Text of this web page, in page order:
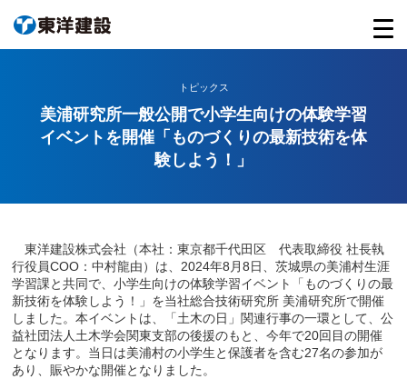
トピックス
美浦研究所一般公開で小学生向けの体験学習
イベントを開催「ものづくりの最新技術を体
験しよう！」
東洋建設株式会社（本社：東京都千代田区 代表取締役 社長執
行役員COO：中村龍由）は、2024年8月8日、茨城県の美浦村生涯
学習課と共同で、小学生向けの体験学習イベント「ものづくりの最
新技術を体験しよう！」を当社総合技術研究所 美浦研究所で開催
しました。本イベントは、「土木の日」関連行事の一環として、公
益社団法人土木学会関東支部の後援のもと、今年で20回目の開催
となります。当日は美浦村の小学生と保護者を含む27名の参加が
あり、賑やかな開催となりました。